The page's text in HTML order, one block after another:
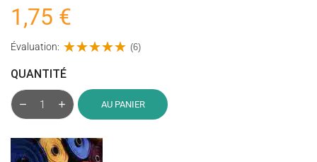
1,75 €
Évaluation: (6)
QUANTITÉ
AU PANIER